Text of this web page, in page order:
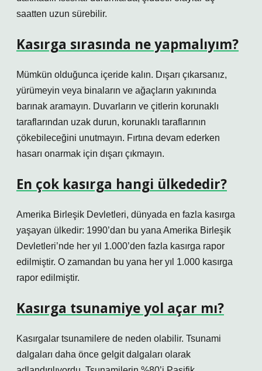
saatten uzun sürebilir.
Kasırga sırasında ne yapmalıyım?
Mümkün olduğunca içeride kalın. Dışarı çıkarsanız,
yürümeyin veya binaların ve ağaçların yakınında
barınak aramayın. Duvarların ve çitlerin korunaklı
taraflarından uzak durun, korunaklı taraflarının
çökebileceğini unutmayın. Fırtına devam ederken
hasarı onarmak için dışarı çıkmayın.
En çok kasırga hangi ülkededir?
Amerika Birleşik Devletleri, dünyada en fazla kasırga
yaşayan ülkedir: 1990’dan bu yana Amerika Birleşik
Devletleri’nde her yıl 1.000’den fazla kasırga rapor
edilmiştir. O zamandan bu yana her yıl 1.000 kasırga
rapor edilmiştir.
Kasırga tsunamiye yol açar mı?
Kasırgalar tsunamilere de neden olabilir. Tsunami
dalgaları daha önce gelgit dalgaları olarak